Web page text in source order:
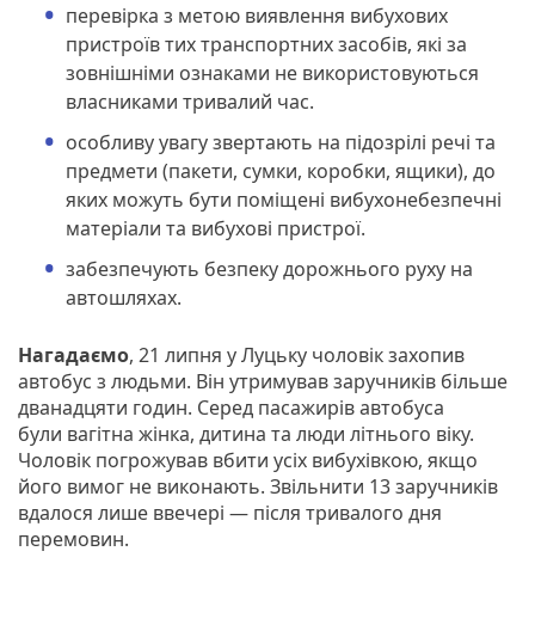
перевірка з метою виявлення вибухових
пристроїв тих транспортних засобів, які за
зовнішніми ознаками не використовуються
власниками тривалий час.
особливу увагу звертають на підозрілі речі та
предмети (пакети, сумки, коробки, ящики), до
яких можуть бути поміщені вибухонебезпечні
матеріали та вибухові пристрої.
забезпечують безпеку дорожнього руху на
автошляхах.
Нагадаємо, 21 липня у Луцьку чоловік захопив
автобус з людьми. Він утримував заручників більше
дванадцяти годин. Серед пасажирів автобуса
були вагітна жінка, дитина та люди літнього віку.
Чоловік погрожував вбити усіх вибухівкою, якщо
його вимог не виконають. Звільнити 13 заручників
вдалося лише ввечері — після тривалого дня
перемовин.